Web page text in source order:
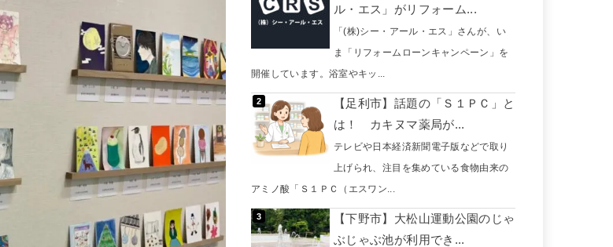
ル・エス」がリフォーム...
「(株)シー・アール・エス」さんが、い
ま「リフォームローンキャンペーン」を
開催しています。浴室やキッ...
【足利市】話題の「Ｓ１ＰＣ」と
は！ カキヌマ薬局が...
テレビや日本経済新聞電子版などで取り
上げられ、注目を集めている食物由来の
アミノ酸「Ｓ１ＰＣ（エスワン...
【下野市】大松山運動公園のじゃ
ぶじゃぶ池が利用でき...